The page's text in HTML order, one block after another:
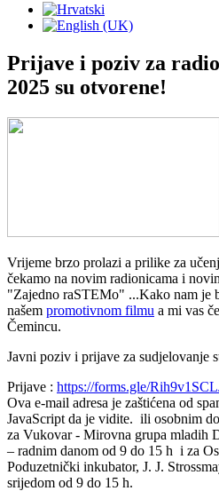
Prijave i poziv za
2025 su otvorene!
Vrijeme brzo prolazi a prilike za
čekamo na novim radionicama i
"Zajedno raSTEMo" ...Kako nam je
našem promotivnom filmu a mi vas
Čemincu.
Javni poziv i prijave za sudjelovanje
Prijave : https://forms.gle/
Ova e-mail adresa je zaštićena od
JavaScript da je vidite. ili osobnim
za Vukovar - Mirovna grupa mladih
– radnim danom od 9 do 15 h i za
Poduzetnički inkubator, J. J.
srijedom od 9 do 15 h.